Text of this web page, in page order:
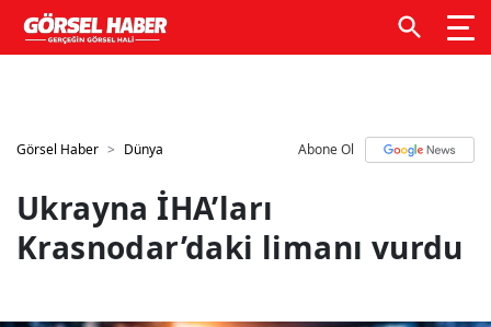
GTM kodunuzu buraya ekleyin
GTM kodunuzu buraya
ekleyin
Görsel Haber Dünya Abone Ol
Ukrayna İHA’ları
Krasnodar’daki limanı vurdu